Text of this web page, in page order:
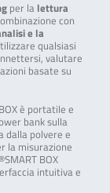
per la lettura
con
e la
qualsiasi
valutare
basate su
è portatile e
bank sulla
dalla polvere e
la misurazione
BOX
intuitiva e